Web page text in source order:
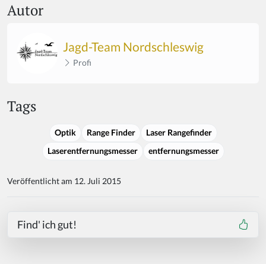
Autor
Jagd-Team Nordschleswig
Profi
Tags
Optik Range Finder
Laser Rangefinder
Laserentfernungsmesser
entfernungsmesser
Veröffentlicht am 12. Juli 2015
Find' ich gut!